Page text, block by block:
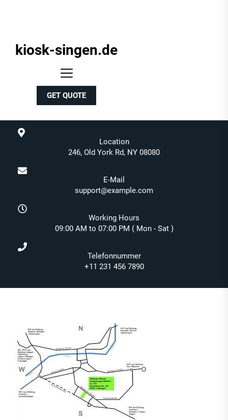
kiosk-
kiosk-singen.de
GET QUOTE
Location
246, Old York Rd, NY 08080
E-Mail
support@example.com
Working Hours
09:00 AM to 07:00 PM ( Mon - Sat )
Telefonnummer
+11 231 456 7890